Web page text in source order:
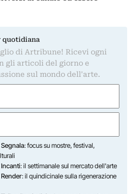
quotidiana
di Artribune! Ricevi ogni
gli articoli del giorno e
sul mondo dell'arte.
Segnala: focus su mostre, festival,
Incanti: il settimanale sul mercato dell'arte
Render: il quindicinale sulla rigenerazione